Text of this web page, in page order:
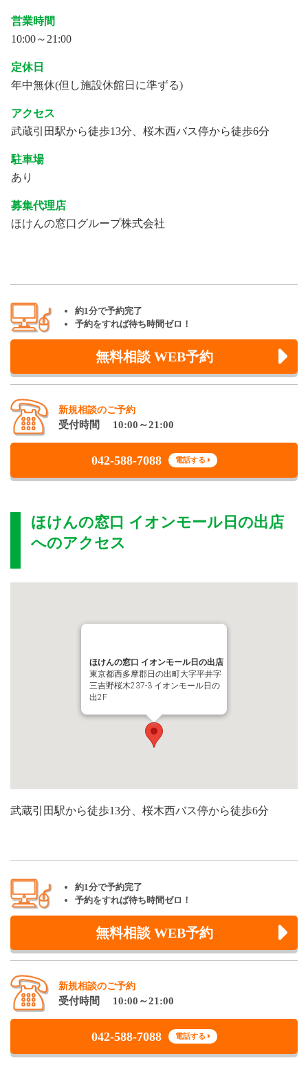
営業時間
10:00～21:00
定休日
年中無休(但し施設休館日に準ずる)
アクセス
武蔵引田駅から徒歩13分、桜木西バス停から徒歩6分
駐車場
あり
募集代理店
ほけんの窓口グループ株式会社
約1分で予約完了
予約をすれば待ち時間ゼロ！
無料相談 WEB予約
新規相談のご予約
受付時間 10:00～21:00
042-588-7088 電話する
ほけんの窓口 イオンモール日の出店
へのアクセス
ほけんの窓口 イオンモール日の出店
東京都西多摩郡日の出町大字平井字
三吉野桜木237-3 イオンモール日の
出2F
武蔵引田駅から徒歩13分、桜木西バス停から徒歩6分
約1分で予約完了
予約をすれば待ち時間ゼロ！
無料相談 WEB予約
新規相談のご予約
受付時間 10:00～21:00
042-588-7088 電話する